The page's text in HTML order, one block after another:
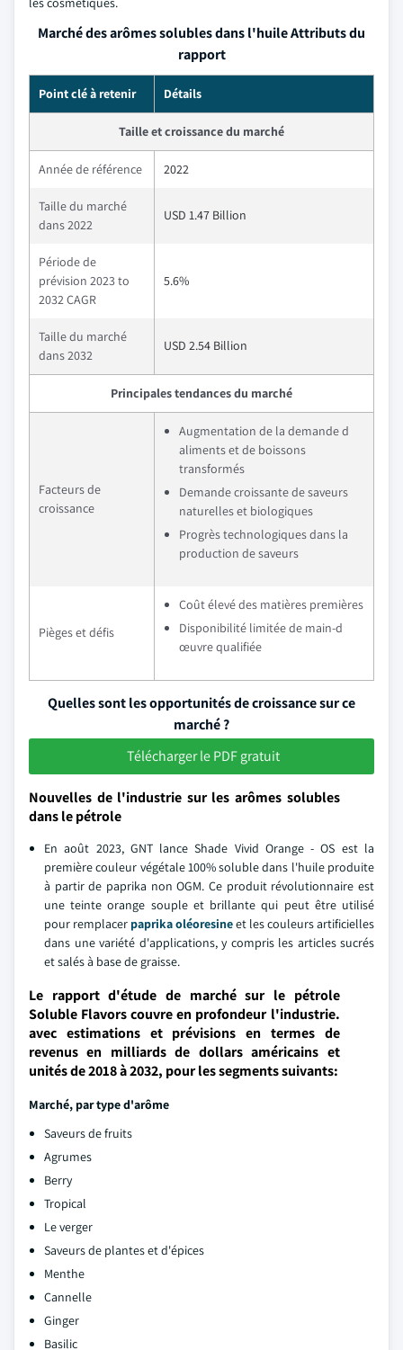
Marché des arômes solubles dans l'huile Attributs du
rapport
Point clé à retenir Détails
Taille et croissance du marché
Année de référence 2022
Taille du marché
dans 2022
USD 1.47 Billion
Période de
prévision 2023 to
2032 CAGR
5.6%
Taille du marché
dans 2032
USD 2.54 Billion
Principales tendances du marché
Facteurs de
croissance
Augmentation de la demande d
aliments et de boissons
transformés
Demande croissante de saveurs
naturelles et biologiques
Progrès technologiques dans la
production de saveurs
Pièges et défis
Coût élevé des matières premières
Disponibilité limitée de main-d
œuvre qualifiée
Quelles sont les opportunités de croissance sur ce
marché ?
Télécharger le PDF gratuit
Nouvelles de l'industrie sur les arômes solubles
dans le pétrole
En août 2023, GNT lance Shade Vivid Orange - OS est la
première couleur végétale 100% soluble dans l'huile produite
à partir de paprika non OGM. Ce produit révolutionnaire est
une teinte orange souple et brillante qui peut être utilisé
pour remplacer paprika oléoresineet les couleurs artificielles
dans une variété d'applications, y compris les articles sucrés
et salés à base de graisse.
Le rapport d'étude de marché sur le pétrole
Soluble Flavors couvre en profondeur l'industrie.
avec estimations et prévisions en termes de
revenus en milliards de dollars américains et
unités de 2018 à 2032, pour les segments suivants:
Marché, par type d'arôme
Saveurs de fruits
Agrumes
Berry
Tropical
Le verger
Saveurs de plantes et d'épices
Menthe
Cannelle
Ginger
Basilic